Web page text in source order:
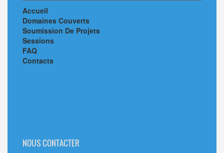
Accueil
Domaines Couverts
Soumission De Projets
Sessions
FAQ
Contacts
NOUS CONTACTER